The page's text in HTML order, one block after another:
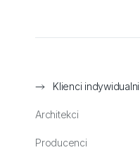
Klienci indywidualni
Architekci
Producenci